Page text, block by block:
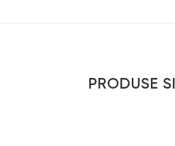
PRODUSE